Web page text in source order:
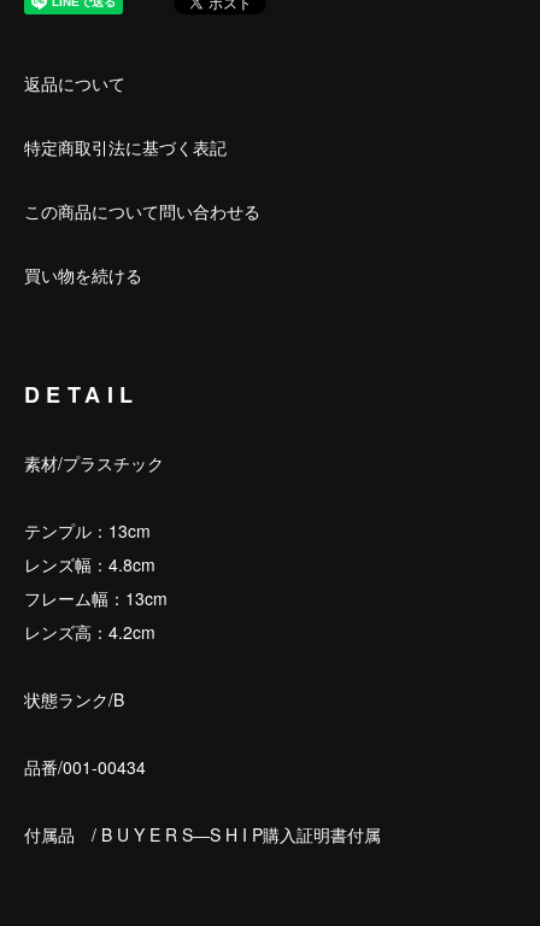
返品について
特定商取引法に基づく表記
この商品について問い合わせる
買い物を続ける
DETAIL
素材/プラスチック
テンプル：13cm
レンズ幅：4.8cm
フレーム幅：13cm
レンズ高：4.2cm
状態ランク/B
品番/001-00434
付属品 / B U Y E R S―S H I P購入証明書付属